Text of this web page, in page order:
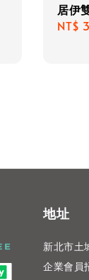
居伊
NT$
地址
新北市土
企業會員